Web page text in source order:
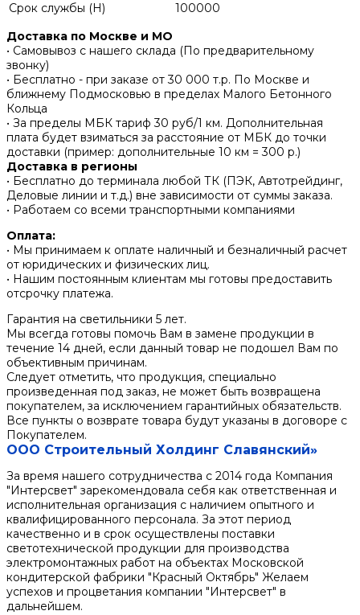
Срок службы (H)
100000
Доставка по Москве и МО
• Самовывоз с нашего склада (По предварительному
звонку)
• Бесплатно - при заказе от 30 000 т.р. По Москве и
ближнему Подмосковью в пределах Малого Бетонного
Кольца
• За пределы МБК тариф 30 руб/1 км. Дополнительная
плата будет взиматься за расстояние от МБК до точки
доставки (пример: дополнительные 10 км = 300 р.)
Доставка в регионы
• Бесплатно до терминала любой ТК (ПЭК, Автотрейдинг,
Деловые линии и т.д.) вне зависимости от суммы заказа.
• Работаем со всеми транспортными компаниями
Оплата:
• Мы принимаем к оплате наличный и безналичный расчет
от юридических и физических лиц.
• Нашим постоянным клиентам мы готовы предоставить
отсрочку платежа.
Гарантия на светильники 5 лет.
Мы всегда готовы помочь Вам в замене продукции в
течение 14 дней, если данный товар не подошел Вам по
объективным причинам.
Следует отметить, что продукция, специально
произведенная под заказ, не может быть возвращена
покупателем, за исключением гарантийных обязательств.
Все пункты о возврате товара будут указаны в договоре с
Покупателем.
ООО Строительный Холдинг Славянский»
За время нашего сотрудничества с 2014 года Компания
"Интерсвет" зарекомендовала себя как ответственная и
исполнительная организация с наличием опытного и
квалифицированного персонала. За этот период
качественно и в срок осуществлены поставки
светотехнической продукции для производства
электромонтажных работ на объектах Московской
кондитерской фабрики "Красный Октябрь" Желаем
успехов и процветания компании "Интерсвет" в
дальнейшем.